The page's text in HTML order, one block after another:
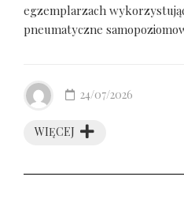
egzemplarzach
pneumatyczne
WIĘCEJ
24/07/2026